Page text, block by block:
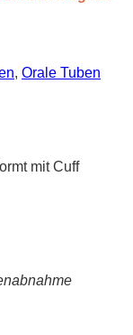
, Orale Tuben
mit Cuff